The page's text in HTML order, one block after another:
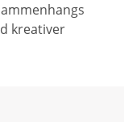
kreativer